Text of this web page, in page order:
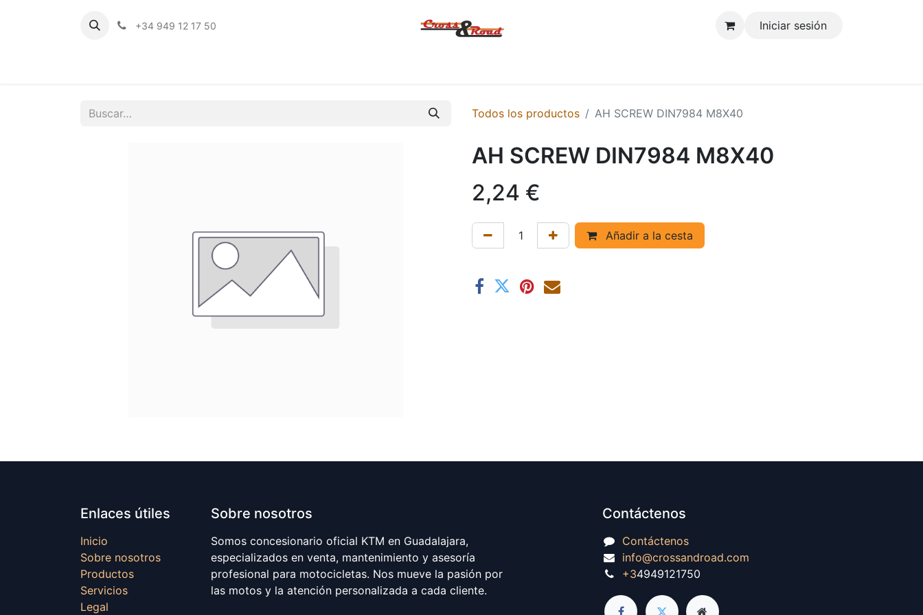
+34 949 12 17 50 Iniciar sesión
Todos los productos AH SCREW DIN7984 M8X40
AH SCREW DIN7984 M8X40
2,24 €
Añadir a la cesta
Enlaces útiles
Inicio
Sobre nosotros
Productos
Servicios
Legal
Sobre nosotros
Somos concesionario oficial KTM en Guadalajara,
especializados en venta, mantenimiento y asesoría
profesional para motocicletas. Nos mueve la pasión por
las motos y la atención personalizada a cada cliente.
Contáctenos
Contáctenos
info@crossandroad.com
+34949121750